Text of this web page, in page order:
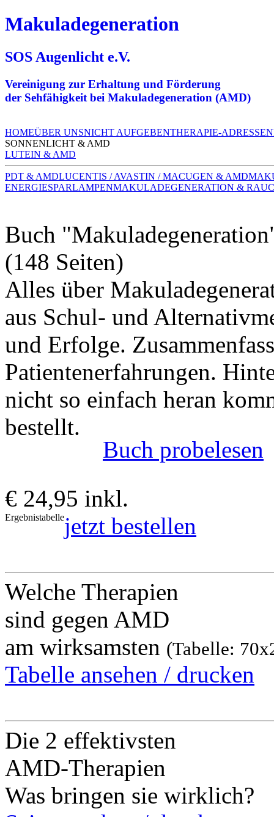
Makuladegeneration
SOS Augenlicht e.V.
Vereinigung zur Erhaltung und Förderung
der Sehfähigkeit bei Makuladegeneration (AMD)
HOMEÜBER UNSNICHT AUFGEBENTHERAPIE-ADRESSEN
SONNENLICHT & AMD
LUTEIN & AMD
PDT & AMDLUCENTIS / AVASTIN / MACUGEN & AMD
ENERGIESPARLAMPENMAKULADEGENERATION &
Buch
(148 Seiten)
Alles über
aus Schul- und
und Erfolge.
Patientenerfahrungen.
nicht so einfach heran
bestellt.
Buch probelesen
€ 24,95 inkl.
Ergebnistabellejetzt bestellen
Welche Therapien
sind gegen AMD
am wirksamsten (Tabelle:
Tabelle ansehen / drucken
Die 2 effektivsten
AMD-Therapien
Was bringen sie wirklich?